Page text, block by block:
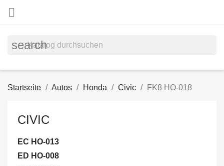

search
Startseite Autos Honda Civic FK8 HO-018
CIVIC
EC HO-013
ED HO-008